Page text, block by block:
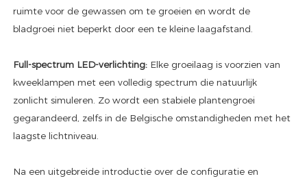
ruimte voor de gewassen om te groeien en wordt de
bladgroei niet beperkt door een te kleine laagafstand.
Full-spectrum LED-verlichting: Elke groeilaag is voorzien van
kweeklampen met een volledig spectrum die natuurlijk
zonlicht simuleren. Zo wordt een stabiele plantengroei
gegarandeerd, zelfs in de Belgische omstandigheden met het
laagste lichtniveau.
Na een uitgebreide introductie over de configuratie en